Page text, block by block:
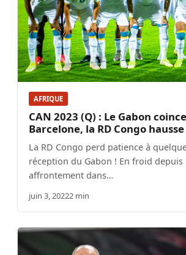
AFRIQUE
CAN 2023 (Q) : Le Gabon
Barcelone, la RD Congo
La RD Congo perd patience à
réception du Gabon ! En froid depuis
affrontement dans…
juin 3, 20222 min